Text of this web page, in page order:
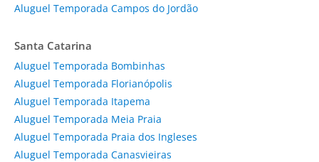
Aluguel Temporada Campos do Jordão
Santa Catarina
Aluguel Temporada Bombinhas
Aluguel Temporada Florianópolis
Aluguel Temporada Itapema
Aluguel Temporada Meia Praia
Aluguel Temporada Praia dos Ingleses
Aluguel Temporada Canasvieiras